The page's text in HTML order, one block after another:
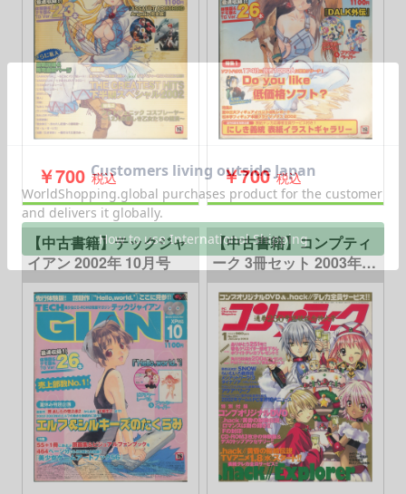
￥700 税込 ￥700 税込
【中古書籍】テックジャ
イアン 2002年 10月号
【中古書籍】コンプティ
ーク 3冊セット 2003年1
月号～3月号